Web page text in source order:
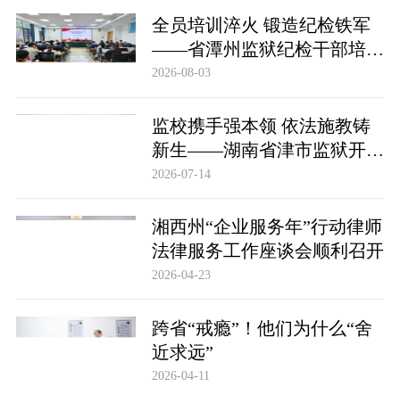
全员培训淬火 锻造纪检铁军
——省潭州监狱纪检干部培训
实现全覆盖
2026-08-03
监校携手强本领 依法施教铸
新生——湖南省津市监狱开展
基层警察教育改造专项技能培
2026-07-14
湘西州“企业服务年”行动律师
法律服务工作座谈会顺利召开
2026-04-23
跨省“戒瘾”！他们为什么“舍
近求远”
2026-04-11